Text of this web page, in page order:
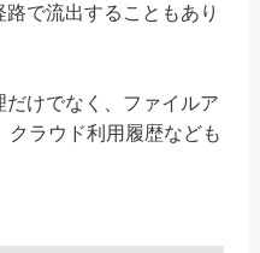
で流出することもあり
けでなく、ファイルア
クラウド利用履歴なども